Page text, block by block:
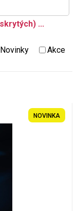
...
Novinky Akce
NOVINKA